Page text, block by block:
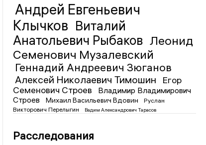
Андрей Евгеньевич
Клычков Виталий
Анатольевич Рыбаков Леонид
Семенович Музалевский
Геннадий Андреевич Зюганов
Алексей Николаевич Тимошин
Егор
Семенович Строев
Владимир Владимирович
Строев
Михаил Васильевич Вдовин
Руслан
Викторович Перелыгин
Вадим Александрович Тарасов
Расследования